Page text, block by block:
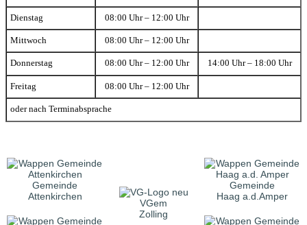
Dienstag 08:00 Uhr – 12:00 Uhr
Mittwoch 08:00 Uhr – 12:00 Uhr
Donnerstag 08:00 Uhr – 12:00 Uhr 14:00 Uhr – 18:00 Uhr
Freitag 08:00 Uhr – 12:00 Uhr
oder nach Terminabsprache
Gemeinde
Attenkirchen
VGem
Zolling
Gemeinde
Haag a.d.Amper